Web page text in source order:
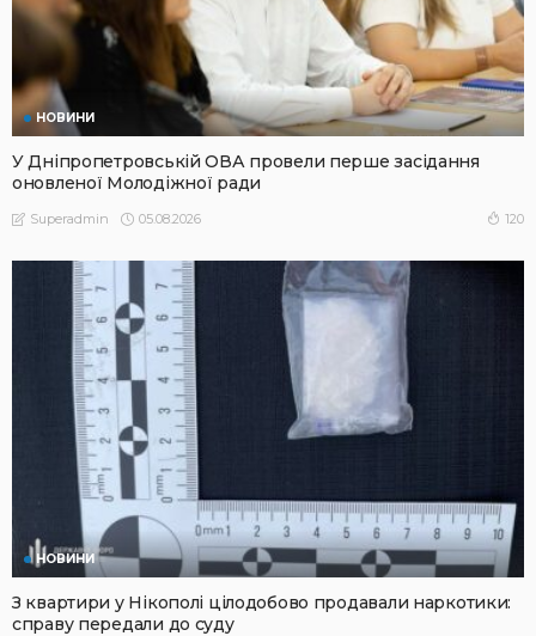
НОВИНИ
У Дніпропетровській ОВА провели перше засідання
оновленої Молодіжної ради
Superadmin 05.08.2026 120
НОВИНИ
З квартири у Нікополі цілодобово продавали наркотики:
справу передали до суду